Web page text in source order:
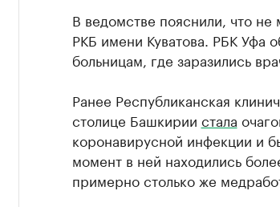
В ведомстве пояснили, что
РКБ имени Куватова. РБК Уфа
больницам, где заразились
Ранее Республиканская
столице Башкирии стала
коронавирусной инфекции и
момент в ней находились
примерно столько же